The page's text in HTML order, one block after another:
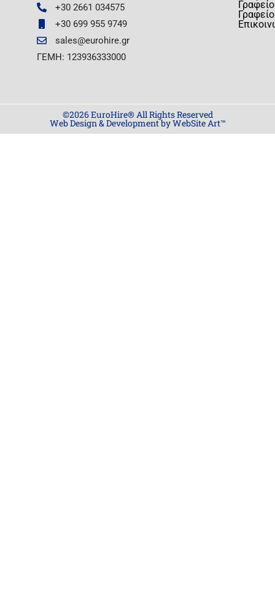
+30 2661 034575
+30 699 955 9749
sales@eurohire.gr
ΓΕΜΗ: 123936333000
©2026 EuroHire® All Rights Reserved
Web Design & Development by WebSite Art™